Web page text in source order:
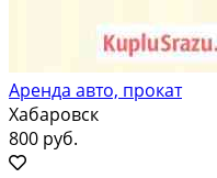
Аренда авто, прокат
Хабаровск
800 руб.